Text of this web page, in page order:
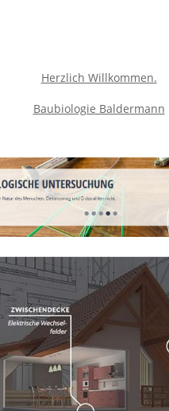
Herzlich Willkommen.
Baubiologie Baldermann